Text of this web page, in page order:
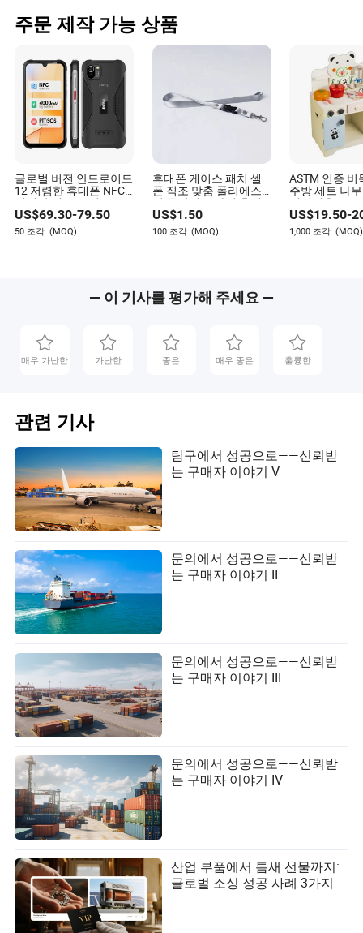
주문 제작 가능 상품
글로벌 버전 안드로이드
12 저렴한 휴대폰 NFC
리더기 및 SOS 버튼 포
함
US$69.30-79.50
50 조각 (MOQ)
휴대폰 케이스 패치 셀
폰 직조 맞춤 폴리에스
터 목걸이 모바일 휴대
폰
US$1.50
100 조각 (MOQ)
ASTM 인증 비
주방 세트 나
어린이용
US$19.50-
1,000 조각 (MOQ)
— 이 기사를 평가해 주세요 —
매우 가난한 가난한 좋은 매우 좋은 훌륭한
관련 기사
탐구에서 성공으로——신뢰받
는 구매자 이야기 V
문의에서 성공으로——신뢰받
는 구매자 이야기 II
문의에서 성공으로——신뢰받
는 구매자 이야기 III
문의에서 성공으로——신뢰받
는 구매자 이야기 IV
산업 부품에서 틈새 선물까지:
글로벌 소싱 성공 사례 3가지